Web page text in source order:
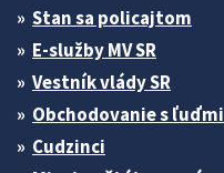
Stan sa policajtom
E-služby MV SR
Vestník vlády SR
Obchodovanie s ľuďmi
Cudzinci